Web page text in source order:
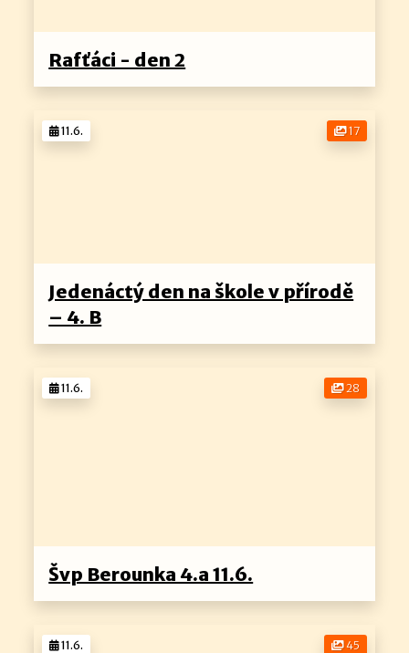
Rafťáci - den 2
Jedenáctý den na škole v přírodě
– 4. B
17
11.6.
Švp Berounka 4.a 11.6.
28
11.6.
45
11.6.